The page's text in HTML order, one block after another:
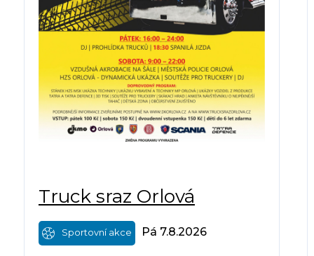
Truck sraz Orlová
Sportovní akce Pá 7.8.2026